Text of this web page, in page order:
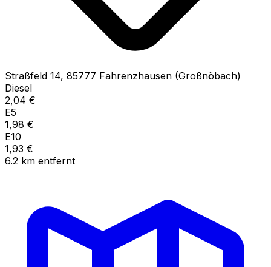
Straßfeld 14, 85777 Fahrenzhausen (Großnöbach)
Diesel
2,04 €
E5
1,98 €
E10
1,93 €
6.2 km entfernt